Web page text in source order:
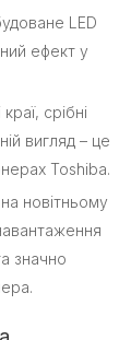
LED
ефект у
срібні
вигляд – це
Toshiba.
новітньому
значно